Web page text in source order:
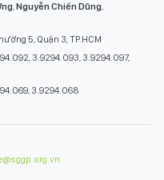
,Nguyễn Chiến Dũng,
5, Quận 3, TP.HCM
3.9294.093, 3.9294.097,
3.9294.068